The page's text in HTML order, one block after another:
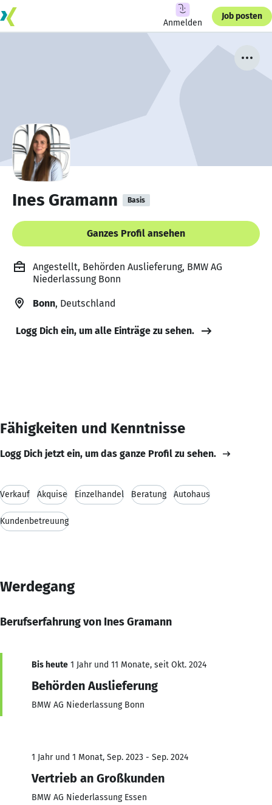
Anmelden
Job posten
Ines Gramann Basis
Ganzes Profil ansehen
Angestellt, Behörden Auslieferung, BMW AG
Niederlassung Bonn
Bonn, Deutschland
Logg Dich ein, um alle Einträge zu sehen.
Fähigkeiten und Kenntnisse
Logg Dich jetzt ein, um das ganze Profil zu sehen.
Verkauf Akquise Einzelhandel Beratung Autohaus
Kundenbetreuung
Werdegang
Berufserfahrung von Ines Gramann
Bis heute 1 Jahr und 11 Monate, seit Okt. 2024
Behörden Auslieferung
BMW AG Niederlassung Bonn
1 Jahr und 1 Monat, Sep. 2023 - Sep. 2024
Vertrieb an Großkunden
BMW AG Niederlassung Essen